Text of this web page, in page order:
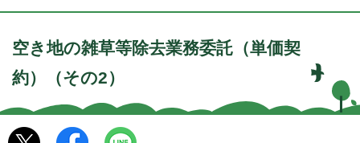
空き地の雑草等除去業務委託（単価契
約）（その2）